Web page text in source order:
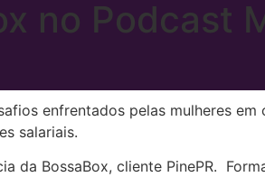
no Podcast
enfrentados pelas mulheres
salariais.
BossaBox, cliente PinePR.